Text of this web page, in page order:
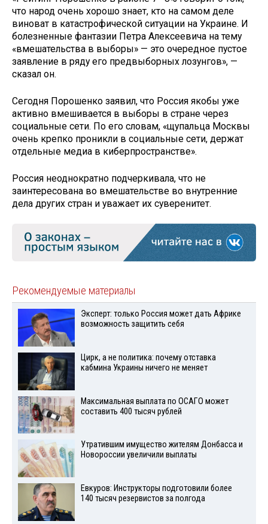
что народ очень хорошо знает, кто на самом деле
виноват в катастрофической ситуации на Украине. И
болезненные фантазии Петра Алексеевича на тему
«вмешательства в выборы» — это очередное пустое
заявление в ряду его предвыборных лозунгов», —
сказал он.
Сегодня Порошенко заявил, что Россия якобы уже
активно вмешивается в выборы в стране через
социальные сети. По его словам, «щупальца Москвы
очень крепко проникли в социальные сети, держат
отдельные медиа в киберпространстве».
Россия неоднократно подчеркивала, что не
заинтересована во вмешательстве во внутренние
дела других стран и уважает их суверенитет.
Рекомендуемые материалы
Эксперт: только Россия может дать Африке
возможность защитить себя
Цирк, а не политика: почему отставка
кабмина Украины ничего не меняет
Максимальная выплата по ОСАГО может
составить 400 тысяч рублей
Утратившим имущество жителям Донбасса и
Новороссии увеличили выплаты
Евкуров: Инструкторы подготовили более
140 тысяч резервистов за полгода